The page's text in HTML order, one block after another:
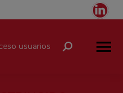
usuarios Buscar: